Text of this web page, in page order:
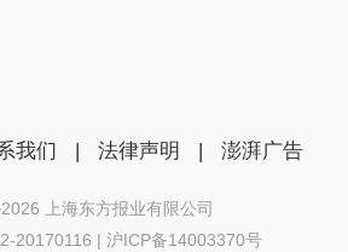
我们 | 法律声明 | 澎湃广告
2026 上海东方报业有限公司
20170116 | 沪ICP备14003370号